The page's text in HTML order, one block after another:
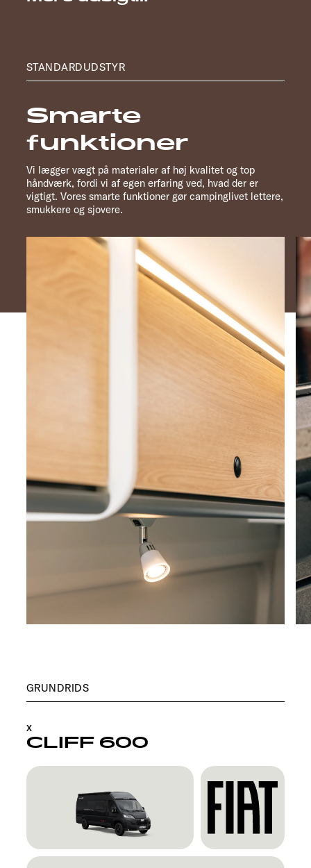
STANDARDUDSTYR
Smarte
funktioner
Vi lægger vægt på materialer af høj kvalitet og top
håndværk, fordi vi af egen erfaring ved, hvad der er
vigtigt. Vores smarte funktioner gør campinglivet lettere,
smukkere og sjovere.
GRUNDRIDS
CLIFF 600
X